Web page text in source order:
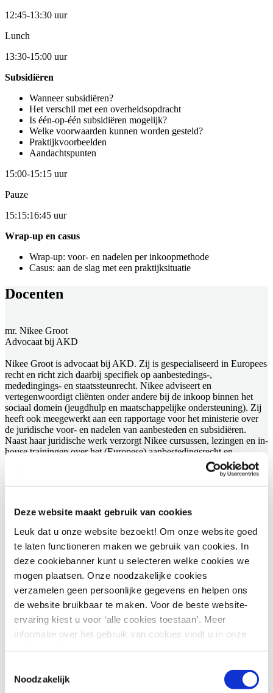
Deze website maakt gebruik van cookies
Leuk dat u onze website bezoekt! Om onze website goed
te laten functioneren maken we gebruik van cookies. In
deze cookiebanner kunt u selecteren welke cookies we
mogen plaatsen. Onze noodzakelijke cookies
verzamelen geen persoonlijke gegevens en helpen ons
de website bruikbaar te maken. Voor de beste website-
ervaring kiest u voor ‘alle cookies toestaan’. Meer
informatie over het gebruik van cookies vindt u in onze
Noodzakelijk
12:45-13:30 uur
Lunch
13:30-15:00 uur
Subsidiëren
Wanneer subsidiëren?
Het verschil met een overheidsopdracht
Is één-op-één subsidiëren mogelijk?
Welke voorwaarden kunnen worden gesteld?
Praktijkvoorbeelden
Aandachtspunten
15:00-15:15 uur
Pauze
15:15:16:45 uur
Wrap-up en casus
Wrap-up: voor- en nadelen per inkoopmethode
Casus: aan de slag met een praktijksituatie
Docenten
mr. Nikee Groot
Advocaat bij AKD
Nikee Groot is advocaat bij AKD. Zij is gespecialiseerd in Europees
recht en richt zich daarbij specifiek op aanbestedings-,
mededingings- en staatssteunrecht. Nikee adviseert en
vertegenwoordigt cliënten onder andere bij de inkoop binnen het
sociaal domein (jeugdhulp en maatschappelijke ondersteuning). Zij
heeft ook meegewerkt aan een rapportage voor het ministerie over
de juridische voor- en nadelen van aanbesteden en subsidiëren.
Naast haar juridische werk verzorgt Nikee cursussen, lezingen en in-
house trainingen over het (Europese) aanbestedingsrecht en
staatssteun. Ook is zij lid van de redactie van Gezondheidsrecht
Bekijk LinkedIn profiel
Marilou van der Feltz
Advocaat
Marilou van der Feltz is advocaat bij AKD en maakt deel uit van het
team Europees en mededingingsrecht. Zij is gespecialiseerd in
Internationaal en Europees Recht en richt zich daarbij specifiek op
het (nationaal en Europees) aanbestedingsrecht, staatssteunrecht en
het (nationaal en Europees) mededingingsrecht. Binnen deze
rechtsgebieden staat Marilou zowel overheden als ondernemingen
bij. In het bijzonder adviseert en procedeert Marilou regelmatig over
kwesties in het sociaal domein (jeugdhulp en maatschappelijke
ondersteuning). Daarnaast geeft Marilou regelmatig (in-house)
presentaties en cursussen over het (Europees) aanbestedingsrecht.
Bekijk LinkedIn profiel
Referenties